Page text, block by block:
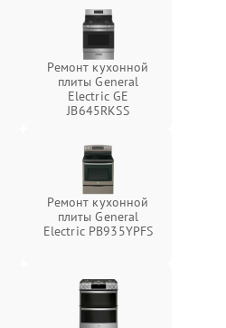
Ремонт кухонной
плиты General
Electric GE
JB645RKSS
Ремонт кухонной
плиты General
Electric PB935YPFS